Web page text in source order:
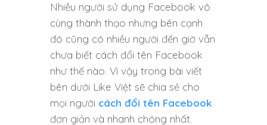
Nhiều người sử dụng Facebook vô
cùng thành thạo nhưng bên cạnh
đó cũng có nhiều người đến giờ vẫn
chưa biết cách đổi tên Facebook
như thế nào. Vì vậy trong bài viết
bên dưới Like Việt sẽ chia sẻ cho
mọi người cách đổi tên Facebook
đơn giản và nhanh chóng nhất.